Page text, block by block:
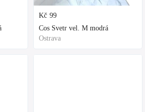
Kč 99
Cos Svetr vel. M modrá
Ostrava